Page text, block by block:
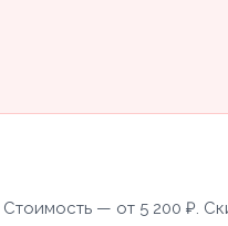
— от 5 200 ₽.